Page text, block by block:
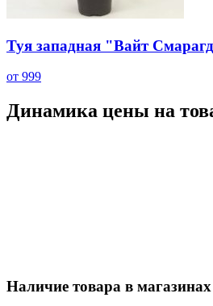
Туя западная "Вайт
от 999
Динамика цены на
Наличие товара в